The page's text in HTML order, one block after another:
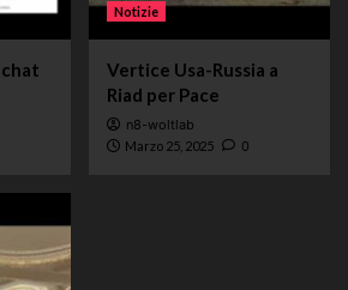
Notizie
Vertice Usa-Russia a
Riad per Pace
n8-woltlab
Marzo 25, 2025 0